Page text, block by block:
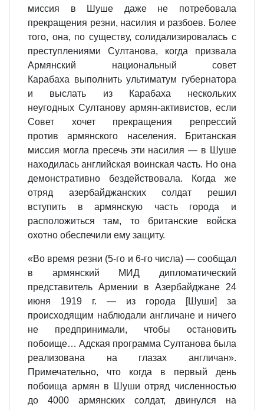
миссия в Шуше даже не потребовала
прекращения резни, насилия и разбоев. Более
того, она, по существу, солидализировалась с
преступлениями Султанова, когда призвала
Армянский национальный совет
Карабаха выполнить ультиматум губернатора
и выслать из Карабаха нескольких
неугодных Султанову армян-активистов, если
Совет хочет прекращения репрессий
против армянского населения. Британская
миссия могла пресечь эти насилия — в Шуше
находилась английская воинская часть. Но она
демонстративно бездействовала. Когда же
отряд азербайджанских солдат решил
вступить в армянскую часть города и
расположиться там, то британские войска
охотно обеспечили ему защиту.
«Во время резни (5-го и 6-го числа) — сообщал
в армянский МИД дипломатический
представитель Армении в Азербайджане 24
июня 1919 г. — из города [Шуши] за
происходящим наблюдали англичане и ничего
не предпринимали, чтобы остановить
побоище… Адская программа Султанова была
реализована на глазах англичан».
Примечательно, что когда в первый день
побоища армян в Шуши отряд численностью
до 4000 армянских солдат, двинулся на